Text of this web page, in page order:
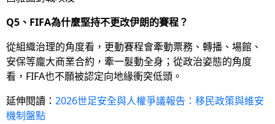
Q5、FIFA為什麼堅持不更改伊朗的賽程？
從組織治理的角度看，更動賽程會牽動票務、轉播、場館、
安保等龐大商業合約，牽一髮動全身；從政治姿態的角度
看，FIFA也不願被認定向地緣衝突低頭。
延伸閱讀： 2026世足安全與人權爭議報告：移民政策與維安
機制盤點